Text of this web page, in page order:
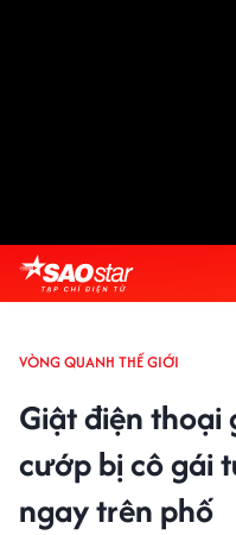
VÒNG QUANH THẾ GIỚI
Giật điện thoại
cướp bị cô gái
ngay trên phố